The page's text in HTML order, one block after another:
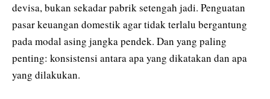
devisa, bukan sekadar pabrik setengah jadi. Penguatan
pasar keuangan domestik agar tidak terlalu bergantung
pada modal asing jangka pendek. Dan yang paling
penting: konsistensi antara apa yang dikatakan dan apa
yang dilakukan.